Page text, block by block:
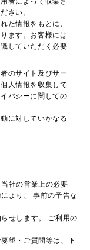
さい。
た情報をもとに、
ます。お客様には
していただく必要
のサイト及びサー
人情報を収集して
バシーに関しての
に対していかなる
社の営業上の必要
より、 事前の予告な
せします。 ご利用の
望・ご質問等は、下